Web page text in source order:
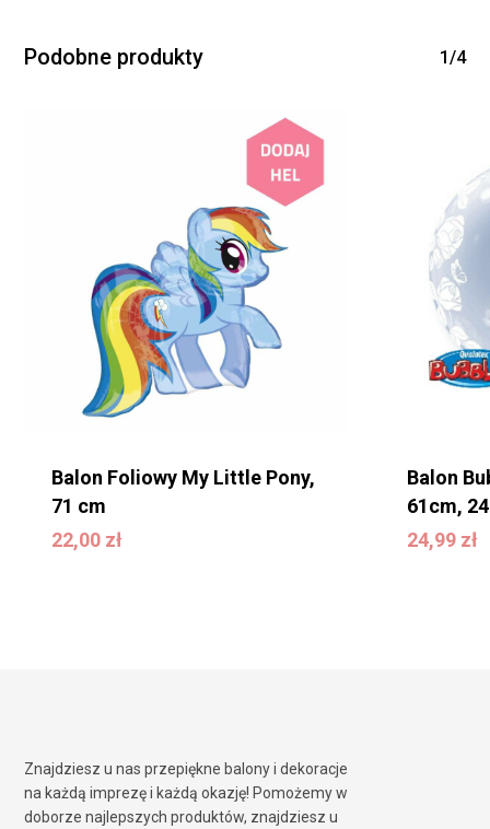
Podobne produkty 1/4
Balon Foliowy My Little Pony,
71 cm
22,00 zł
22,00zł
Balon
61cm,
24,99 zł
24,99zł
Znajdziesz u nas przepiękne balony i dekoracje
na każdą imprezę i każdą okazję! Pomożemy w
doborze najlepszych produktów, znajdziesz u